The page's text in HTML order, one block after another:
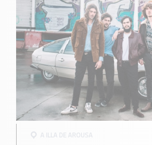
A ILLA DE AROUSA